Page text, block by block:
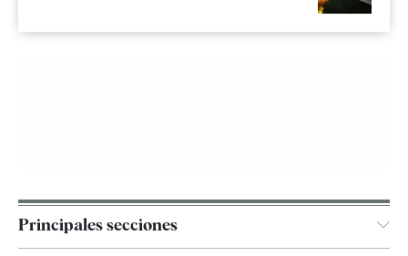
Principales secciones